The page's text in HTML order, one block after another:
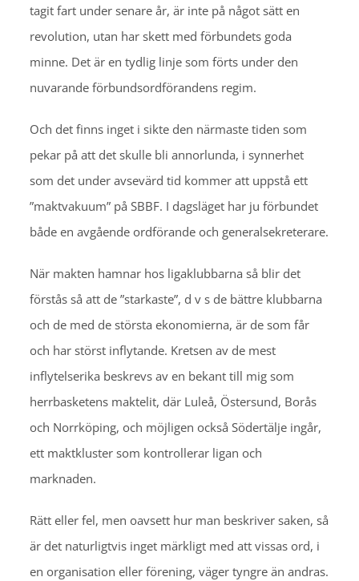
tagit fart under senare år, är inte på något sätt en
revolution, utan har skett med förbundets goda
minne. Det är en tydlig linje som förts under den
nuvarande förbundsordförandens regim.
Och det finns inget i sikte den närmaste tiden som
pekar på att det skulle bli annorlunda, i synnerhet
som det under avsevärd tid kommer att uppstå ett
”maktvakuum” på SBBF. I dagsläget har ju förbundet
både en avgående ordförande och generalsekreterare.
När makten hamnar hos ligaklubbarna så blir det
förstås så att de ”starkaste”, d v s de bättre klubbarna
och de med de största ekonomierna, är de som får
och har störst inflytande. Kretsen av de mest
inflytelserika beskrevs av en bekant till mig som
herrbasketens maktelit, där Luleå, Östersund, Borås
och Norrköping, och möjligen också Södertälje ingår,
ett maktkluster som kontrollerar ligan och
marknaden.
Rätt eller fel, men oavsett hur man beskriver saken, så
är det naturligtvis inget märkligt med att vissas ord, i
en organisation eller förening, väger tyngre än andras.